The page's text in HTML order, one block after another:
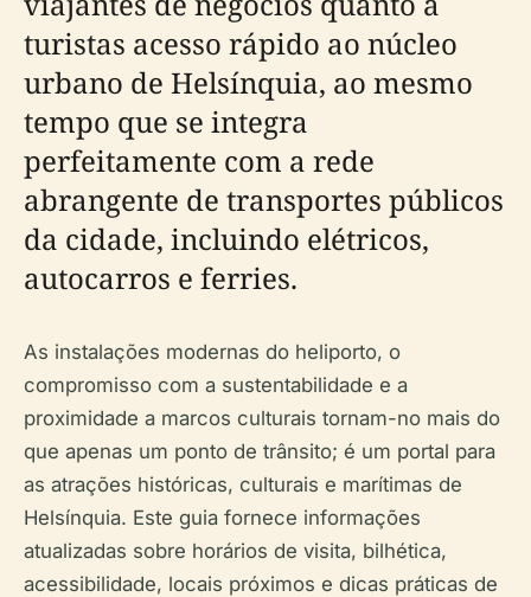
turistas acesso rápido ao núcleo
urbano de Helsínquia, ao mesmo
tempo que se integra
perfeitamente com a rede
abrangente de transportes públicos
da cidade, incluindo elétricos,
autocarros e ferries.
As instalações modernas do heliporto, o
compromisso com a sustentabilidade e a
proximidade a marcos culturais tornam-no mais do
que apenas um ponto de trânsito; é um portal para
as atrações históricas, culturais e marítimas de
Helsínquia. Este guia fornece informações
atualizadas sobre horários de visita, bilhética,
acessibilidade, locais próximos e dicas práticas de